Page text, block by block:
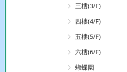
三樓(3/F)
四樓(4/F)
五樓(5/F)
六樓(6/F)
蝴蝶園